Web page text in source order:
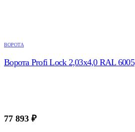
ВОРОТА
Ворота Profi Lock 2,03х4,0 RAL 6005
77 893 ₽